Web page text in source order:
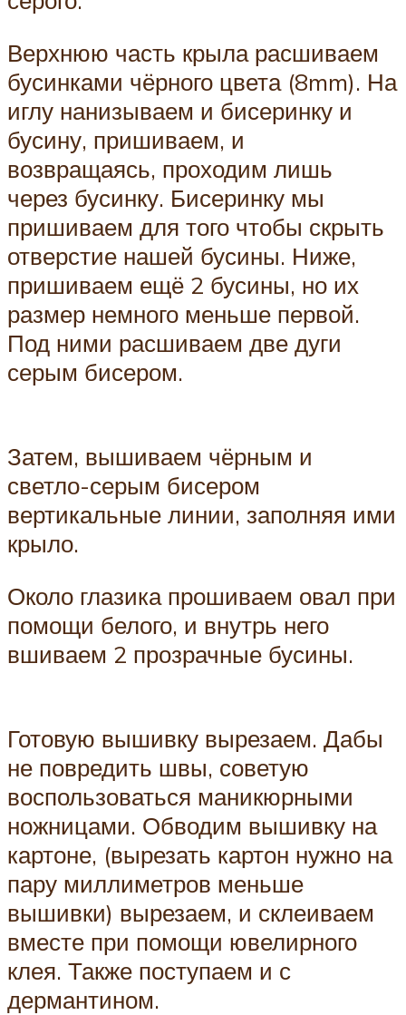
Верхнюю часть крыла расшиваем
бусинками чёрного цвета (8mm). На
иглу нанизываем и бисеринку и
бусину, пришиваем, и
возвращаясь, проходим лишь
через бусинку. Бисеринку мы
пришиваем для того чтобы скрыть
отверстие нашей бусины. Ниже,
пришиваем ещё 2 бусины, но их
размер немного меньше первой.
Под ними расшиваем две дуги
серым бисером.
Затем, вышиваем чёрным и
светло-серым бисером
вертикальные линии, заполняя ими
крыло.
Около глазика прошиваем овал при
помощи белого, и внутрь него
вшиваем 2 прозрачные бусины.
Готовую вышивку вырезаем. Дабы
не повредить швы, советую
воспользоваться маникюрными
ножницами. Обводим вышивку на
картоне, (вырезать картон нужно на
пару миллиметров меньше
вышивки) вырезаем, и склеиваем
вместе при помощи ювелирного
клея. Также поступаем и с
дермантином.